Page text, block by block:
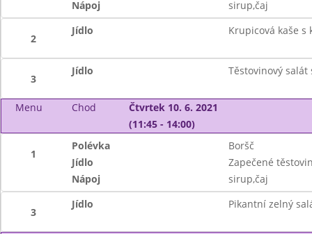
Nápoj
sirup,čaj
2
Jídlo Krupicová kaše s
3
Jídlo Těstovinový salát
Menu Chod
Čtvrtek 10. 6. 2021
(11:45 - 14:00)
1
Polévka
Boršč
Jídlo
Zapečené
Nápoj
sirup,čaj
3
Jídlo Pikantní zelný